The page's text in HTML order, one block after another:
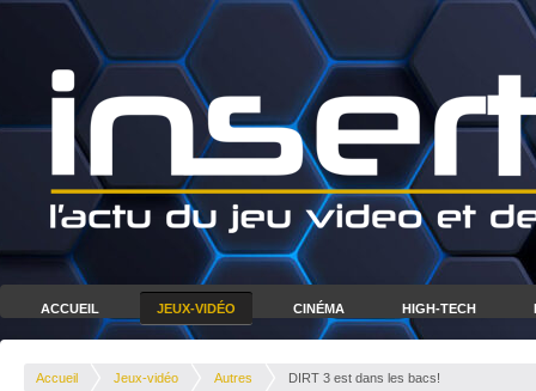
ACCUEIL JEUX-VIDÉO CINÉMA HIGH-TECH
Accueil Jeux-vidéo Autres DIRT 3 est dans les bacs!